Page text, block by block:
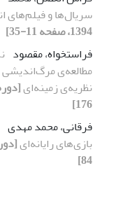
سریال‌ها و فیلم‌هاى
1394، صفحه 11-35]
فراستخواه، مقصود
مطالعه‌ی مرگ‌اندیشی
نظریه‌ی زمینه‌ای
176]
فرقانی، محمد مهدی
بازی‌های رایانه‌ای
84]